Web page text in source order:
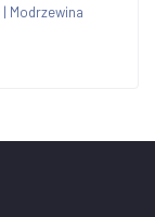
| Modrzewina